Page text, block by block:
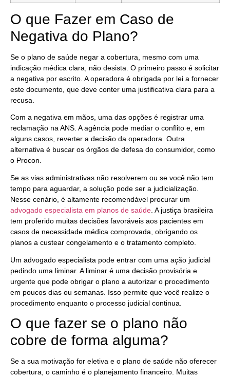
O que Fazer em Caso de
Negativa do Plano?
Se o plano de saúde negar a cobertura, mesmo com uma
indicação médica clara, não desista. O primeiro passo é solicitar
a negativa por escrito. A operadora é obrigada por lei a fornecer
este documento, que deve conter uma justificativa clara para a
recusa.
Com a negativa em mãos, uma das opções é registrar uma
reclamação na ANS. A agência pode mediar o conflito e, em
alguns casos, reverter a decisão da operadora. Outra
alternativa é buscar os órgãos de defesa do consumidor, como
o Procon.
Se as vias administrativas não resolverem ou se você não tem
tempo para aguardar, a solução pode ser a judicialização.
Nesse cenário, é altamente recomendável procurar um
advogado especialista em planos de saúde . A justiça brasileira
tem proferido muitas decisões favoráveis aos pacientes em
casos de necessidade médica comprovada, obrigando os
planos a custear congelamento e o tratamento completo.
Um advogado especialista pode entrar com uma ação judicial
pedindo uma liminar. A liminar é uma decisão provisória e
urgente que pode obrigar o plano a autorizar o procedimento
em poucos dias ou semanas. Isso permite que você realize o
procedimento enquanto o processo judicial continua.
O que fazer se o plano não
cobre de forma alguma?
Se a sua motivação for eletiva e o plano de saúde não oferecer
cobertura, o caminho é o planejamento financeiro. Muitas